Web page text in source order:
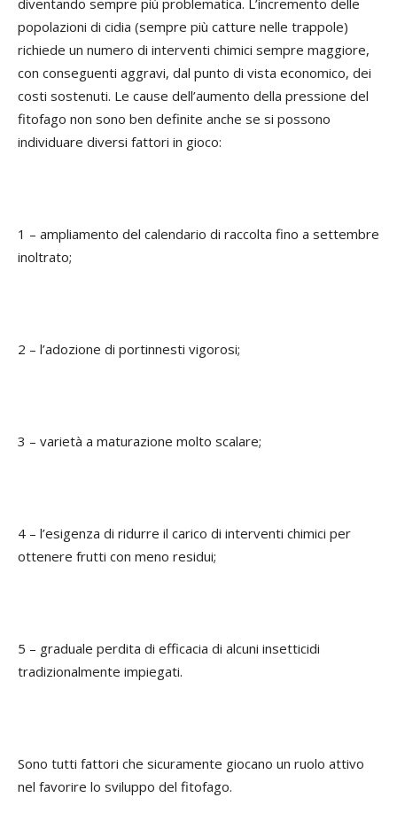
popolazioni di cidia (sempre più catture nelle trappole)
richiede un numero di interventi chimici sempre maggiore,
con conseguenti aggravi, dal punto di vista economico, dei
costi sostenuti. Le cause dell’aumento della pressione del
fitofago non sono ben definite anche se si possono
individuare diversi fattori in gioco:
1 – ampliamento del calendario di raccolta fino a settembre
inoltrato;
2 – l’adozione di portinnesti vigorosi;
3 – varietà a maturazione molto scalare;
4 – l’esigenza di ridurre il carico di interventi chimici per
ottenere frutti con meno residui;
5 – graduale perdita di efficacia di alcuni insetticidi
tradizionalmente impiegati.
Sono tutti fattori che sicuramente giocano un ruolo attivo
nel favorire lo sviluppo del fitofago.